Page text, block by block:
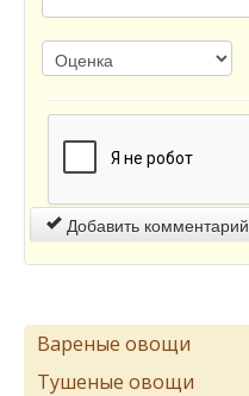
Добавить комментарий
Вареные овощи
Тушеные овощи